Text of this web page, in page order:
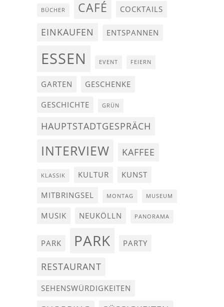
BÜCHER CAFÉ COCKTAILS
EINKAUFEN ENTSPANNEN
ESSEN EVENT FEIERN
GARTEN GESCHENKE
GESCHICHTE GRÜN
HAUPTSTADTGESPRÄCH
INTERVIEW KAFFEE
KLASSIK KULTUR KUNST
MITBRINGSEL MONTAG MUSEUM
MUSIK NEUKÖLLN PANORAMA
PARK PARK PARTY
RESTAURANT
SEHENSWÜRDIGKEITEN